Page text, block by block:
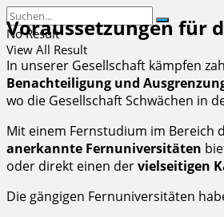
No Result
View All Result
Voraussetzungen für
In unserer Gesellschaft kämpfen
Benachteiligung und
wo die Gesellschaft Schwächen in
Mit einem Fernstudium im Bereich
anerkannte Fernuniversitäten
oder direkt einen dervielseitigen
Die gängigen Fernuniversitäten